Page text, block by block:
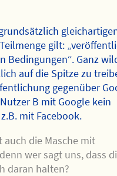
gilt:
Bedingungen“. Ganz
auf die Spitze zu
gegenüber
B mit Google kein
mit Facebook.
die Masche mit
wer sagt uns, dass
daran halten?